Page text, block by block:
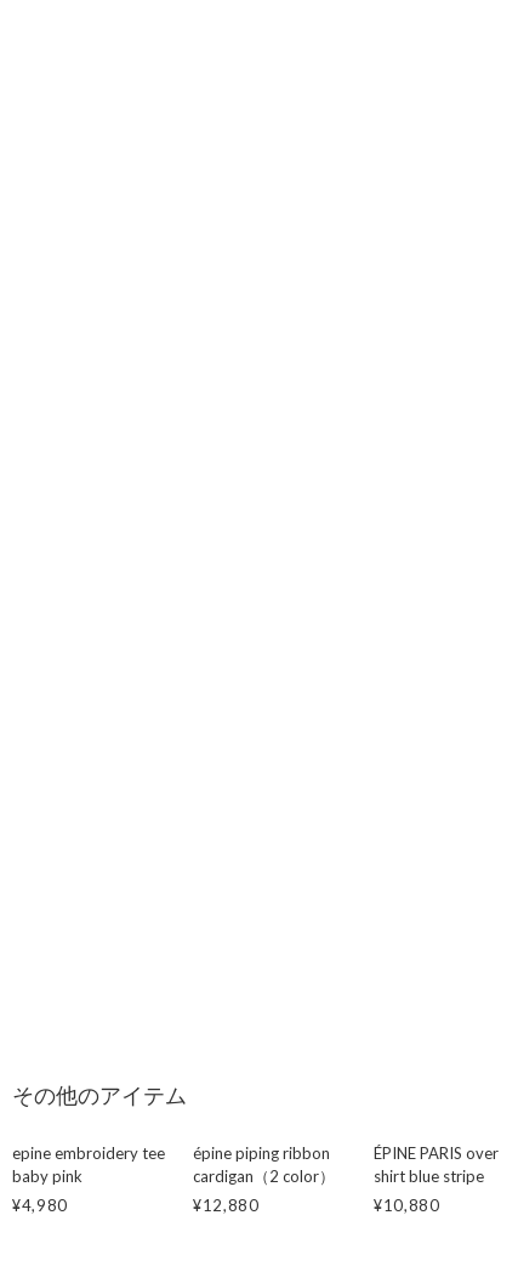
その他のアイテム
epine embroidery tee
baby pink
¥4,980
épine piping ribbon
cardigan（2 color）
¥12,880
ÉPINE PARIS over
shirt blue stripe
¥10,880